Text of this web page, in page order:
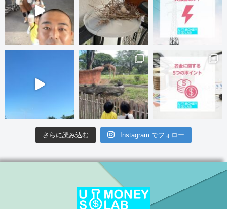
さらに読み込む Instagram でフォロー